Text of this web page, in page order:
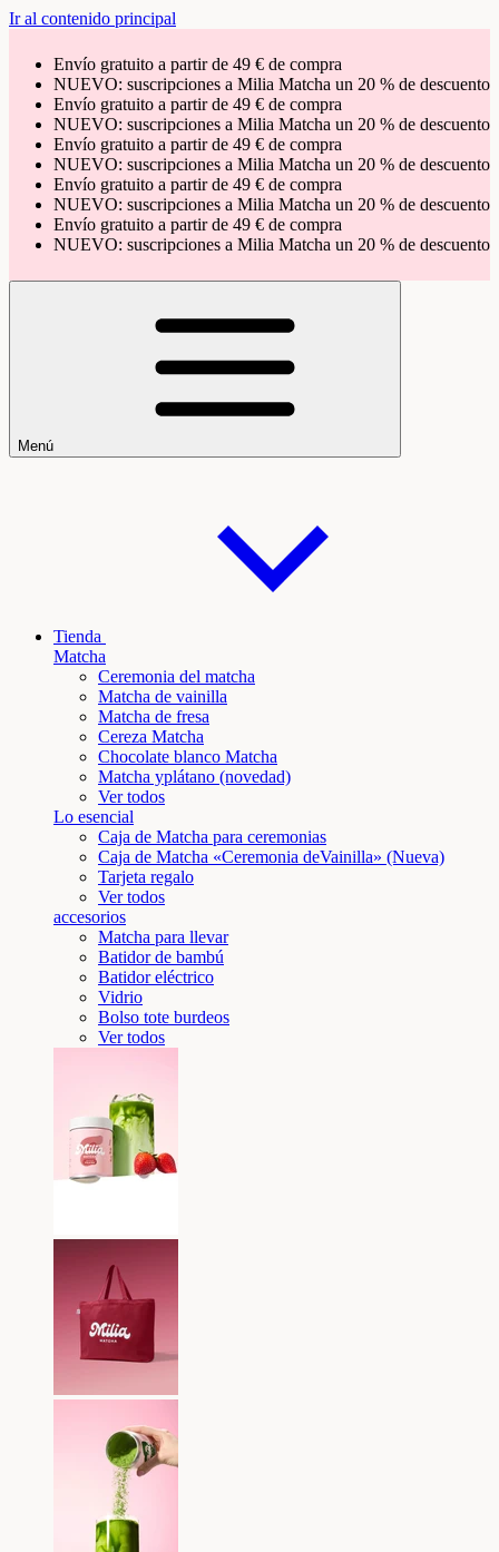
Ir al contenido principal
Envío gratuito a partir de 49 € de compra
NUEVO: suscripciones a Milia Matcha un 20 % de descuento
Envío gratuito a partir de 49 € de compra
NUEVO: suscripciones a Milia Matcha un 20 % de descuento
Envío gratuito a partir de 49 € de compra
NUEVO: suscripciones a Milia Matcha un 20 % de descuento
Envío gratuito a partir de 49 € de compra
NUEVO: suscripciones a Milia Matcha un 20 % de descuento
Envío gratuito a partir de 49 € de compra
NUEVO: suscripciones a Milia Matcha un 20 % de descuento
Menú
Tienda
Matcha
Ceremonia del matcha
Matcha de vainilla
Matcha de fresa
Cereza Matcha
Chocolate blanco Matcha
Matcha yplátano (novedad)
Ver todos
Lo esencial
Caja de Matcha para ceremonias
Caja de Matcha «Ceremonia deVainilla» (Nueva)
Tarjeta regalo
Ver todos
accesorios
Matcha para llevar
Batidor de bambú
Batidor eléctrico
Vidrio
Bolso tote burdeos
Ver todos